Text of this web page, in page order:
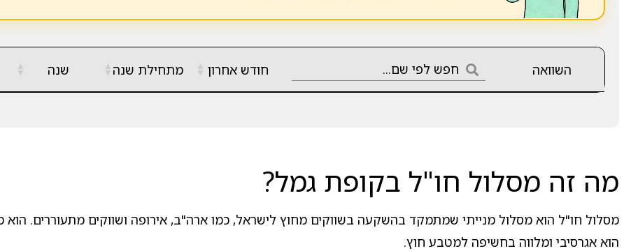
השוואה חודש אחרון ▲
▼ מתחילת שנה▲
▼ שנה ▲
▼
מה זה מסלול חו"ל בקופת גמל?
מסלול חו"ל הוא מסלול מנייתי שמתמקד בהשקעה בשווקים מחוץ לישראל, כמו ארה"ב, אירופה ושווקים מתעוררים. הוא
הוא אגרסיבי ומלווה בחשיפה למטבע חוץ.